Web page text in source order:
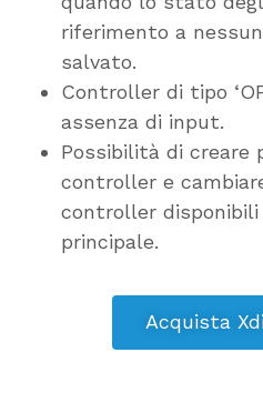
riferimento a
salvato.
Controller di tipo
assenza di input.
Possibilità di creare
controller e
controller disponibili
principale.
Acquista